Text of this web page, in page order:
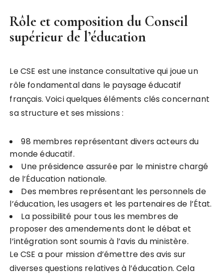
Rôle et composition du Conseil
supérieur de l’éducation
Le CSE est une instance consultative qui joue un
rôle fondamental dans le paysage éducatif
français. Voici quelques éléments clés concernant
sa structure et ses missions :
98 membres représentant divers acteurs du
monde éducatif.
Une présidence assurée par le ministre chargé
de l’Éducation nationale.
Des membres représentant les personnels de
l’éducation, les usagers et les partenaires de l’État.
La possibilité pour tous les membres de
proposer des amendements dont le débat et
l’intégration sont soumis à l’avis du ministère.
Le CSE a pour mission d’émettre des avis sur
diverses questions relatives à l’éducation. Cela